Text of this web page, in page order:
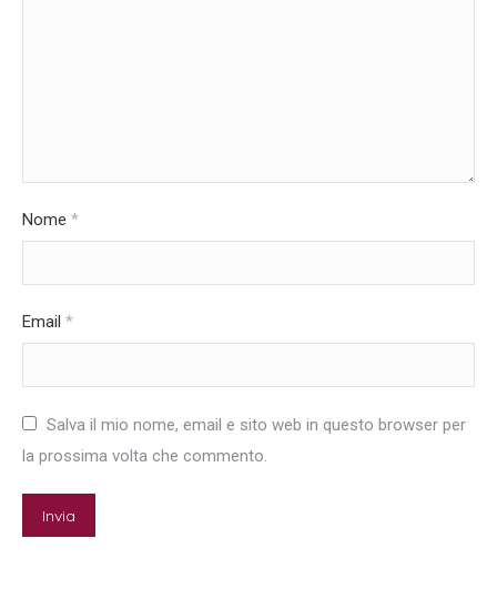
Nome *
Email *
Salva il mio nome, email e sito web in questo browser per
la prossima volta che commento.